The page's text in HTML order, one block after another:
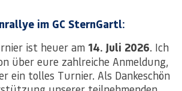
im GC SternGartl:
ist heuer am 14. Juli 2026 . Ich
über eure zahlreiche Anmeldung,
ein tolles Turnier. Als Dankeschön